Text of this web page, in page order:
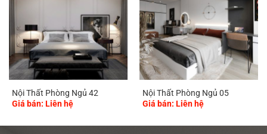
Nội Thất Phòng Ngủ 42
Giá bán: Liên hệ
Nội Thất Phòng Ngủ 05
Giá bán: Liên hệ